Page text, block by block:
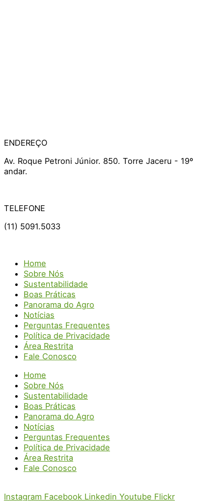
ENDEREÇO
Av. Roque Petroni Júnior. 850. Torre Jaceru - 19º
andar.
TELEFONE
(11) 5091.5033
Home
Sobre Nós
Sustentabilidade
Boas Práticas
Panorama do Agro
Notícias
Perguntas Frequentes
Política de Privacidade
Área Restrita
Fale Conosco
Home
Sobre Nós
Sustentabilidade
Boas Práticas
Panorama do Agro
Notícias
Perguntas Frequentes
Política de Privacidade
Área Restrita
Fale Conosco
Instagram Facebook Linkedin Youtube Flickr